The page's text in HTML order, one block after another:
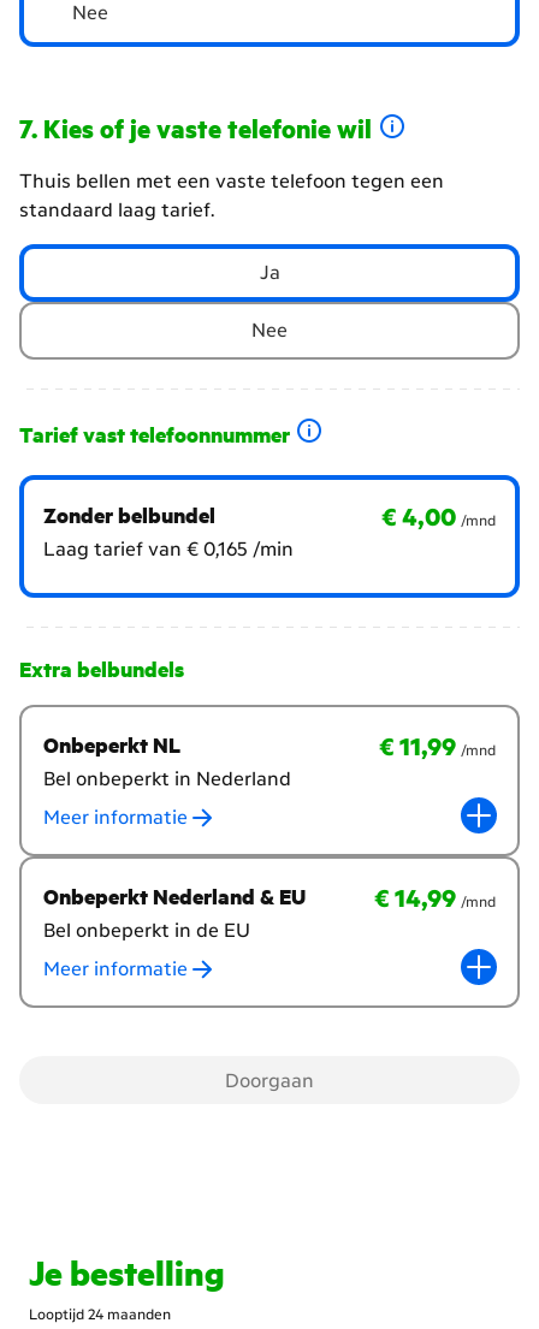
streamen?
Nee
Kies of je vaste telefonie wil
Thuis bellen met een vaste telefoon tegen een
standaard laag tarief.
Wil
je
vaste
telefonie?
Ja
Nee
Tarief vast telefoonnummer
Zonder belbundel € 4,00
€ 4,00
per maand/mnd
Laag tarief van € 0,165 /min
Extra belbundels
Welke
extra
belbundels
toevoegen?
Onbeperkt NL € 11,99
€ 11,99
per maand/mnd
Bel onbeperkt in Nederland
Meer informatie
Onbeperkt Nederland & EU € 14,99
€ 14,99
per maand/mnd
Bel onbeperkt in de EU
Meer informatie
Doorgaan
Je bestelling
Looptijd 24 maanden